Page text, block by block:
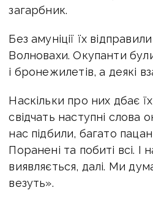
загарбник.
Без амуніції їх
Волновахи. Окупанти
і бронежилетів, а деякі
Наскільки про них дбає
свідчать наступні слова
нас підбили, багато
Поранені та побиті всі. І
виявляється, далі. Ми
везуть».